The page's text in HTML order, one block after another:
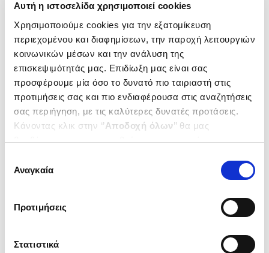
Αυτή η ιστοσελίδα χρησιμοποιεί cookies
Χρησιμοποιούμε cookies για την εξατομίκευση
περιεχομένου και διαφημίσεων, την παροχή λειτουργιών
κοινωνικών μέσων και την ανάλυση της
επισκεψιμότητάς μας. Επιδίωξη μας είναι σας
προσφέρουμε μία όσο το δυνατό πιο ταιριαστή στις
προτιμήσεις σας και πιο ενδιαφέρουσα στις αναζητήσεις
σας περιήγηση, με τις καλύτερες δυνατές προτάσεις.
Κάνοντας κλικ στην ‘’Αποδοχή όλων’’ θα μας
βοηθήσετε να ανταποκριθούμε στα παραπάνω.
ενδιαφέρουν και να επιλέξετε από τα παρακάτω με την
΄΄και να ενημερωθείτε σχετικά με
συγκατάθεσης
Αναγκαία
Προτιμήσεις
Στατιστικά
(P/B) Tutorial Guide to AutoCAD
2D Drawing, 3D Modeling
LOCKHART SHAWNA